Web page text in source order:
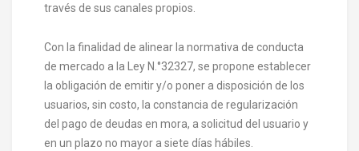
través de sus canales propios.
Con la finalidad de alinear la normativa de conducta
de mercado a la Ley N.°32327, se propone establecer
la obligación de emitir y/o poner a disposición de los
usuarios, sin costo, la constancia de regularización
del pago de deudas en mora, a solicitud del usuario y
en un plazo no mayor a siete días hábiles.